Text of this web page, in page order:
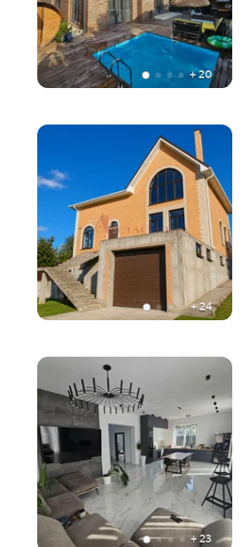
+20
+24
+ 23